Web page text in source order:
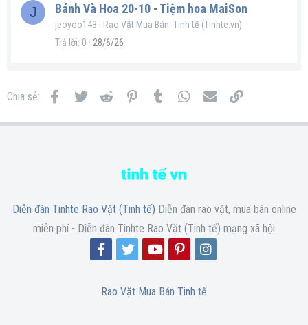
J Bánh Và Hoa 20-10 - Tiệm hoa MaiSon
jeoyoo143
Rao Vặt Mua Bán: Tinh tế (Tinhte.vn)
Trả lời 0 28/6/26
Chia sẻ: FacebookTwitter Reddit PinterestTumblr WhatsApp
Email
Diễn đàn Tinhte Rao Vặt (Tinh tế) Diễn đàn rao vặt, mua bán online
miễn phí - Diễn đàn Tinhte Rao Vặt (Tinh tế) mạng xã hội
Rao Vặt Mua Bán Tinh tế